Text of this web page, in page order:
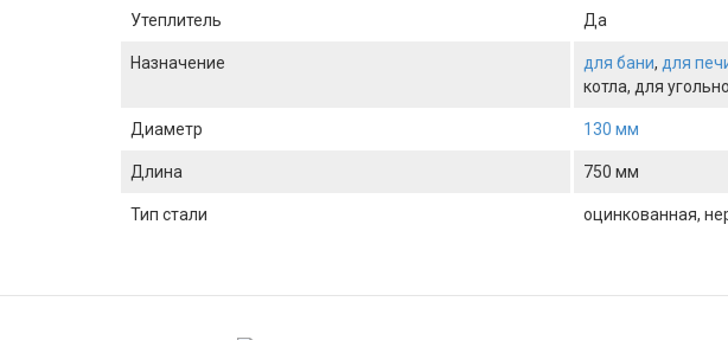
Утеплитель Да
Назначение для бани, для
котла, для
Диаметр 130 мм
Длина 750 мм
Тип стали оцинкованная,